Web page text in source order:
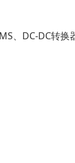
、DC-DC转